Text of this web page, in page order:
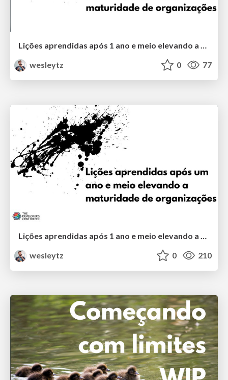
Lições aprendidas após 1 ano e meio elevando a maturidade de organizações (SGRio 2019)
wesleytz
0 77
Lições aprendidas após 1 ano e meio elevando a maturidade de organizações
wesleytz
0 210